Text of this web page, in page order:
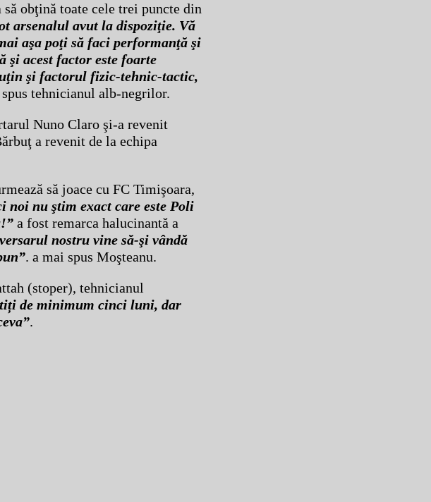
obţină toate cele trei puncte din
arsenalul avut la dispoziţie. Vă
aşa poţi să faci performanţă şi
şi acest factor este foarte
şi factorul fizic-tehnic-tactic,
spus tehnicianul alb-negrilor.
Nuno Claro şi-a revenit
a revenit de la echipa
să joace cu FC Timişoara,
noi nu ştim exact care este Poli
a fost remarca halucinantă a
nostru vine să-şi vândă
. a mai spus Moşteanu.
(stoper), tehnicianul
de minimum cinci luni, dar
.